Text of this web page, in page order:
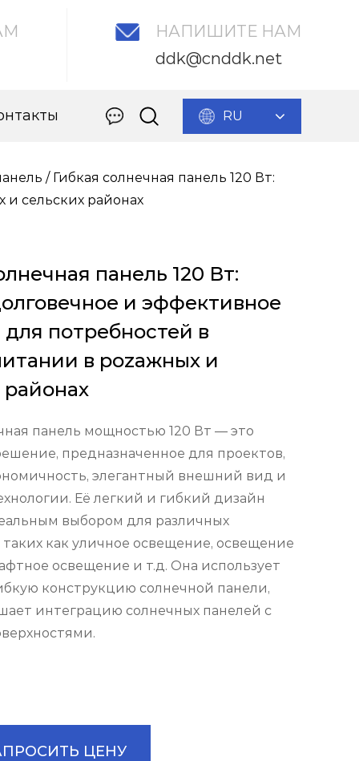
НАПИШИТЕ НАМ
ddk@cnddk.net
RU
/ Гибкая солнечная панель 120 Вт:
сельских районах
панель 120 Вт:
и эффективное
потребностей в
в pozaжных и
районах
панель мощностью 120 Вт — это
предназначенное для проектов,
элегантный внешний вид и
Её легкий и гибкий дизайн
выбором для различных
как уличное освещение, освещение
освещение и т.д. Она использует
конструкцию солнечной панели,
интеграцию солнечных панелей с
ЦЕНУ